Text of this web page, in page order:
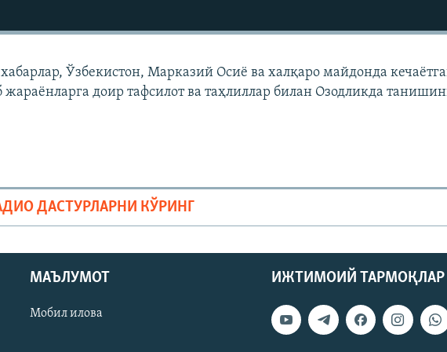
Ўзбекистон, Марказий Осиë ва халқаро майдонда
жараëнларга доир тафсилот ва таҳлиллар билан Озодликда
ДАСТУРЛАРНИ КЎРИНГ
ИЖТИМОИЙ ТАРМОҚЛАР
МАЪЛУМОТ
Мобил илова